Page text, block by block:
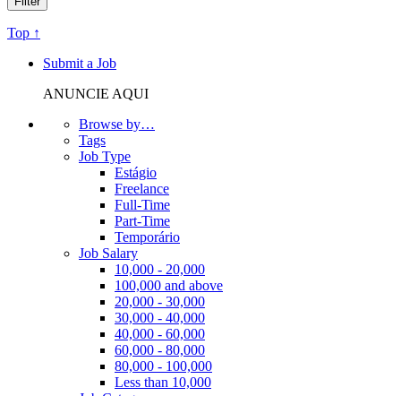
Top ↑
Submit a Job
ANUNCIE AQUI
Browse by…
Tags
Job Type
Estágio
Freelance
Full-Time
Part-Time
Temporário
Job Salary
10,000 - 20,000
100,000 and above
20,000 - 30,000
30,000 - 40,000
40,000 - 60,000
60,000 - 80,000
80,000 - 100,000
Less than 10,000